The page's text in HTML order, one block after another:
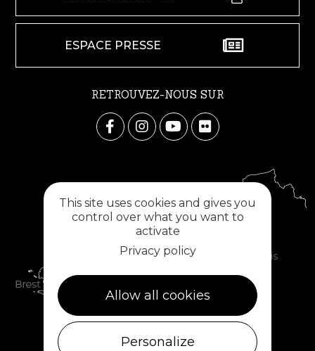
ESPACE PRESSE
RETROUVEZ-NOUS SUR
This site uses cookies and gives you
control over what you want to
activate
Privacy policy
Allow all cookies
Personalize